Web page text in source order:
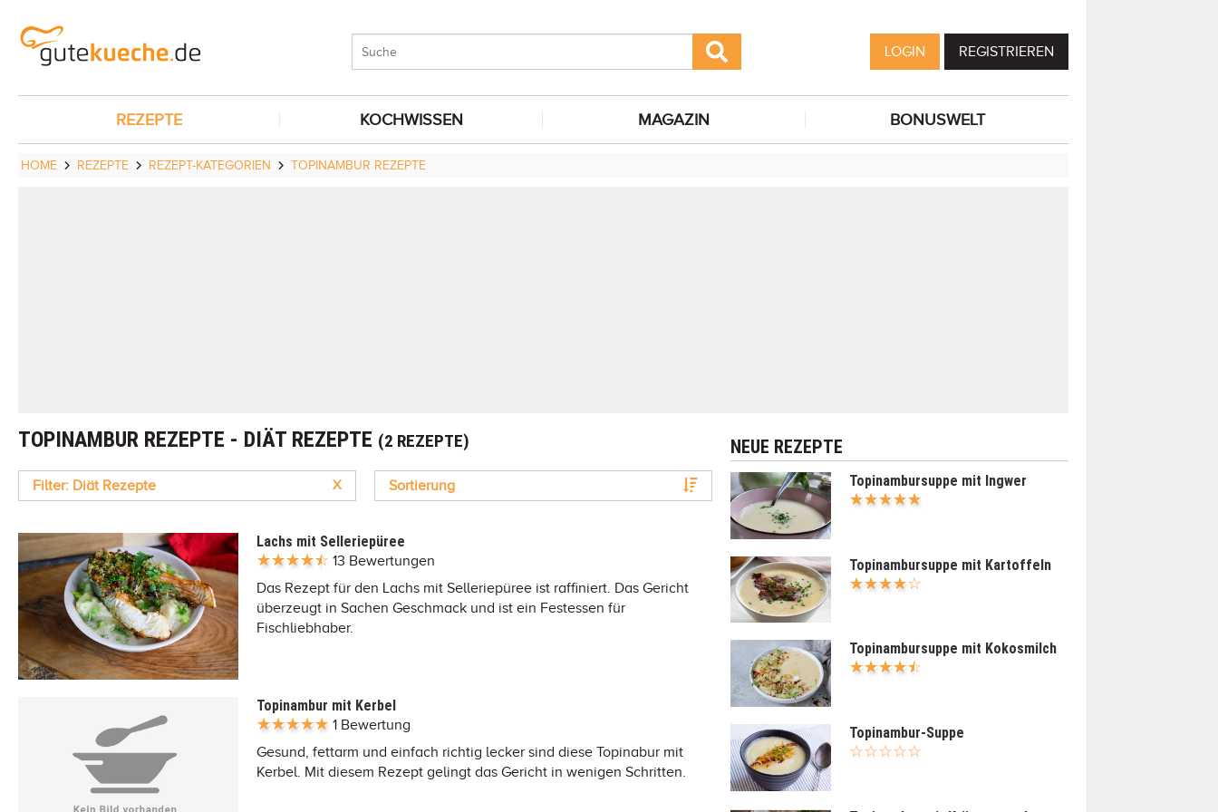
LOGIN REGISTRIEREN
REZEPTE KOCHWISSEN MAGAZIN BONUSWELT
HOME REZEPTE REZEPT-KATEGORIEN TOPINAMBUR REZEPTE
TOPINAMBUR REZEPTE - DIÄT REZEPTE (2 REZEPTE)
Filter: Diät Rezepte X Sortierung
Lachs mit Selleriepüree
13 Bewertungen
Das Rezept für den Lachs mit Selleriepüree ist raffiniert. Das Gericht
überzeugt in Sachen Geschmack und ist ein Festessen für
Fischliebhaber.
Topinambur mit Kerbel
1 Bewertung
Gesund, fettarm und einfach richtig lecker sind diese Topinabur mit
Kerbel. Mit diesem Rezept gelingt das Gericht in wenigen Schritten.
NEUE REZEPTE
Topinambursuppe mit Ingwer
Topinambursuppe mit Kartoffeln
Topinambursuppe mit Kokosmilch
Topinambur-Suppe